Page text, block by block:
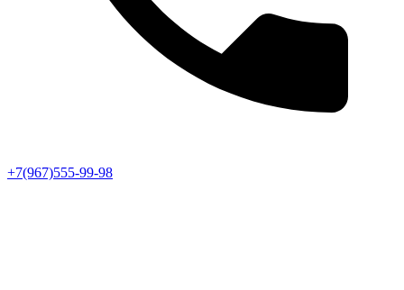
+7(967)555-99-98